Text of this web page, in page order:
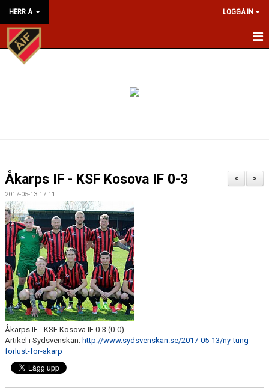
HERR A LOGGA IN
HEM
BILDGALLERI
KONTAKT
>
<
Åkarps IF - KSF Kosova IF 0-3
2017-05-13 17:11
Åkarps IF - KSF Kosova IF 0-3 (0-0)
Artikel i Sydsvenskan: http://www.sydsvenskan.se/2017-05-13/ny-tung-
forlust-for-akarp